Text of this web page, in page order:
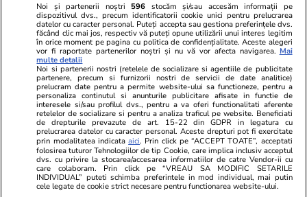
Vacanțe și Cultură 18:23
Insulele din Grecia unde vremea
rămâne răcoroasă toată vara,
chiar dacă în restul țării este
caniculă
Lifestyle
Povestea
șoferiță de
companie
peste 5.800
„Nicio zi nu
Lifestyle 18 iul.
Noi și partenerii noștri 596 stocăm și/sau accesăm informații pe
dispozitivul dvs., precum identificatorii cookie unici pentru prelucrarea
datelor cu caracter personal. Puteți accepta sau gestiona preferințele dvs.
făcând clic mai jos, respectiv vă puteți opune utilizării unui interes legitim
în orice moment pe pagina cu politica de confidențialitate. Aceste alegeri
vor fi raportate partenerilor noștri și nu vă vor afecta navigarea. Mai
multe detalii
Noi si partenerii nostri (retelele de socializare si agentiile de publicitate
partenere, precum si furnizorii nostri de servicii de date analitice)
prelucram date pentru a permite website-ului sa functioneze, pentru a
personaliza continutul si anunturile publicitare afisate in functie de
interesele si/sau profilul dvs., pentru a va oferi functionalitati aferente
retelelor de socializare si pentru a analiza traficul pe website. Beneficiati
de drepturile prevazute de art. 15-22 din GDPR in legatura cu
prelucrarea datelor cu caracter personal. Aceste drepturi pot fi exercitate
prin modalitatea indicataaici. Prin click pe “ACCEPT TOATE”, acceptati
folosirea tuturor Tehnologiilor de tip Cookie, care implica inclusiv acceptul
dvs. cu privire la stocarea/accesarea informatiilor de catre Vendor-ii cu
care colaboram. Prin click pe “VREAU SA MODIFIC SETARILE
INDIVIDUAL” puteti schimba preferintele in mod individual, mai putin
cele legate de cookie strict necesare pentru functionarea website-ului.